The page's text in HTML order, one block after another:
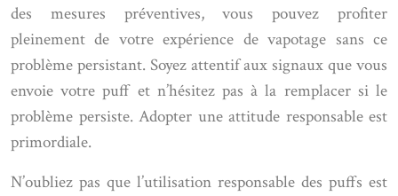
des mesures préventives, vous pouvez profiter
pleinement de votre expérience de vapotage sans ce
problème persistant. Soyez attentif aux signaux que vous
envoie votre puff et n’hésitez pas à la remplacer si le
problème persiste. Adopter une attitude responsable est
primordiale.
N’oubliez pas que l’utilisation responsable des puffs est